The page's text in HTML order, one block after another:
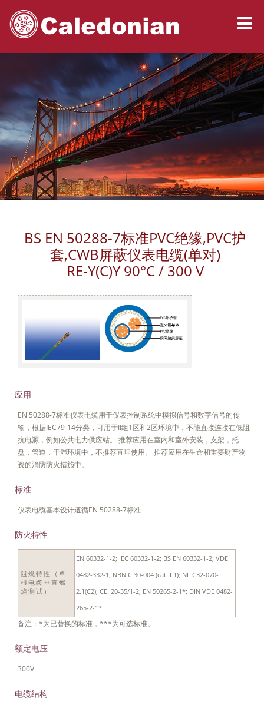
BS EN 50288-7标准PVC绝缘,PVC护
套,CWB屏蔽仪表电缆(单对)
RE-Y(C)Y 90°C / 300 V
应用
EN 50288-7标准仪表电缆用于仪表控制系统中模拟信号和数字信号的传
输，根据IEC79-14分类，可用于II组1区和2区环境中，不能直接连接在低阻
抗电源，例如公共电力供应站。 推荐应用在室内和室外安装，支架，托
盘，管道，干湿环境中，不推荐直埋使用。 推荐应用在生命和重要财产物
资的消防防火措施中。
标准
仪表电缆基本设计遵循EN 50288-7标准
防火特性
阻燃特性（单
根电缆垂直燃
烧测试）
EN 60332-1-2; IEC 60332-1-2; BS EN 60332-1-2; VDE
0482-332-1; NBN C 30-004 (cat. F1); NF C32-070-
2.1(C2); CEI 20-35/1-2; EN 50265-2-1*; DIN VDE 0482-
265-2-1*
备注：*为已替换的标准，***为可选标准。
额定电压
300V
电缆结构